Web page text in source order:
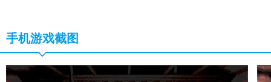
手机游戏截图